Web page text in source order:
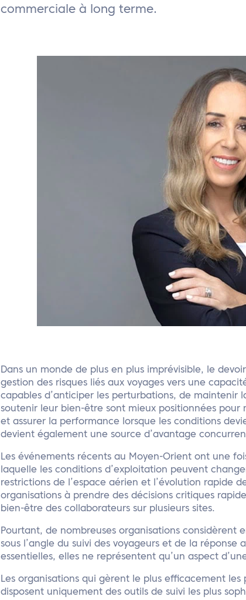
commerciale à long terme.
Dans un monde de plus en plus imprévisible, le
gestion des risques liés aux voyages vers une
capables d’anticiper les perturbations, de maintenir
soutenir leur bien-être sont mieux positionnées
et assurer la performance lorsque les conditions
devient également une source d’avantage
Les événements récents au Moyen-Orient ont une
laquelle les conditions d’exploitation peuvent
restrictions de l’espace aérien et l’évolution rapide
organisations à prendre des décisions critiques
bien-être des collaborateurs sur plusieurs sites.
Pourtant, de nombreuses organisations
sous l’angle du suivi des voyageurs et de la
essentielles, elles ne représentent qu’un aspect
Les organisations qui gèrent le plus efficacement
disposent uniquement des outils de suivi les plus